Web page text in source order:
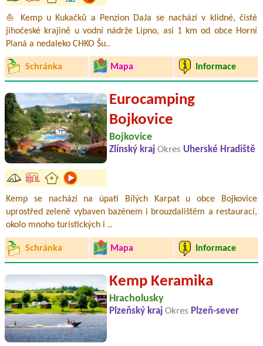
⛵ Kemp u Kukačků a Penzion DaJa se nachází v klidné, čisté
jihočeské krajině u vodní nádrže Lipno, asi 1 km od obce Horní
Planá a nedaleko CHKO Šu..
Schránka Mapa Informace
Eurocamping
Bojkovice
Bojkovice
Zlínský kraj Okres Uherské Hradiště
Kemp se nachází na úpatí Bílých Karpat u obce Bojkovice
uprostřed zeleně vybaven bazénem i brouzdalištěm a restaurací,
okolo mnoho turistických i ..
Schránka Mapa Informace
Kemp Keramika
Hracholusky
Plzeňský kraj Okres Plzeň-sever